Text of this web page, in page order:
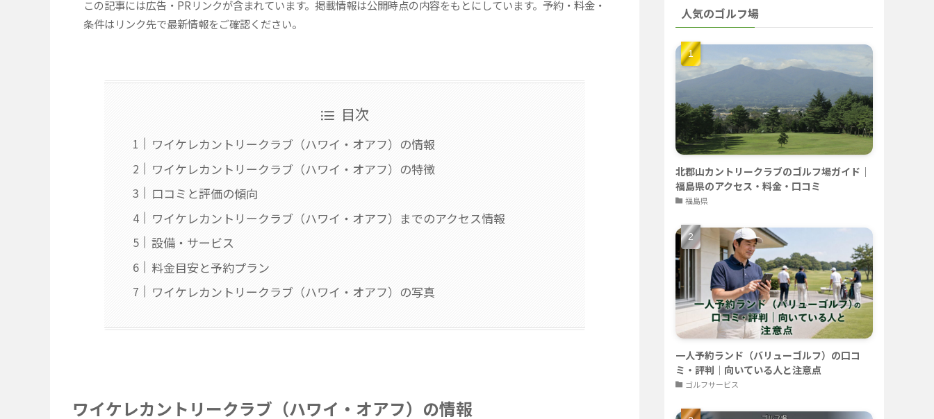
この記事には広告・PRリンクが含まれています。掲載情報は公開時点の内容をもとにしています。予約・料金・
条件はリンク先で最新情報をご確認ください。
目次
ワイケレカントリークラブ（ハワイ・オアフ）の情報
ワイケレカントリークラブ（ハワイ・オアフ）の特徴
口コミと評価の傾向
ワイケレカントリークラブ（ハワイ・オアフ）までのアクセス情報
設備・サービス
料金目安と予約プラン
ワイケレカントリークラブ（ハワイ・オアフ）の写真
ワイケレカントリークラブ（ハワイ・オアフ）の情報
(103)
(40)
(59)
(139)
(40)
(9)
(14)
(22)
(40)
(23)
(22)
(26)
人気のゴルフ場
北郡山カントリークラブのゴルフ場ガイド｜
福島県のアクセス・料金・口コミ
福島県
一人予約ランド（バリューゴルフ）の口コ
ミ・評判｜向いている人と注意点
ゴルフサービス